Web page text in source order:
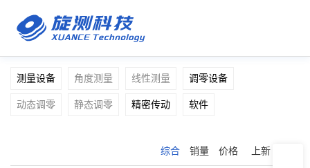
测量设备 角度测量 线性测量 调零设备
动态调零 静态调零 精密传动 软件
综合 销量 价格 上新